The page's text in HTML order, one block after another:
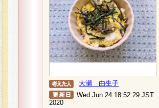
大瀬 由生子
Wed Jun 24 18:52:29 JST
2020